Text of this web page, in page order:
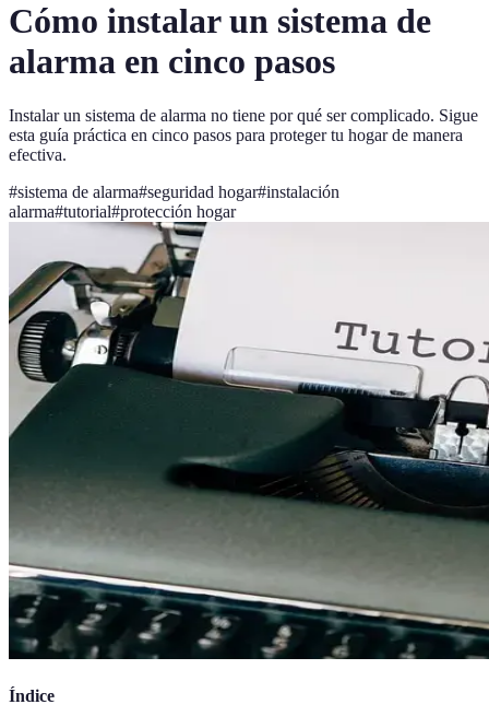
Cómo instalar un sistema de
alarma en cinco pasos
Instalar un sistema de alarma no tiene por qué ser complicado. Sigue
esta guía práctica en cinco pasos para proteger tu hogar de manera
efectiva.
#sistema de alarma#seguridad hogar#instalación
alarma#tutorial#protección hogar
Índice